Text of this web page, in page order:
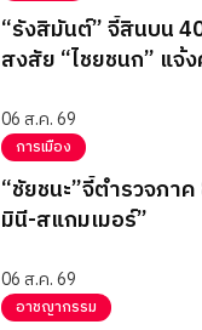
“รังสิมันต์” จี้สินบน
สงสัย “ไชยชนก” แจ้
06 ส.ค. 69
การเมือง
“ชัยชนะ”จี้ตำรวจภา
มินี-สแกมเมอร์”
06 ส.ค. 69
อาชญากรรม